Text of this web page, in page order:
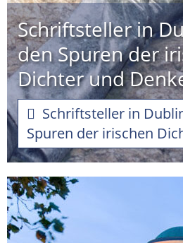
Schriftsteller in
den Spuren der
Dichter und
Schriftsteller in
Spuren der irischen